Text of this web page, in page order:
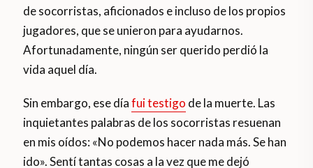
de socorristas, aficionados e incluso de los propios
jugadores, que se unieron para ayudarnos.
Afortunadamente, ningún ser querido perdió la
vida aquel día.
Sin embargo, ese díafui testigo de la muerte. Las
inquietantes palabras de los socorristas resuenan
en mis oídos: «No podemos hacer nada más. Se han
ido». Sentí tantas cosas a la vez que me dejó